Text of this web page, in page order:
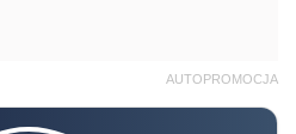
AUTOPROMOCJA